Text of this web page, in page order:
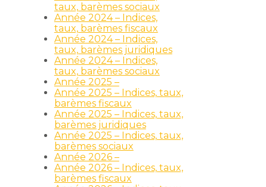
taux, barèmes sociaux
Année 2024 – Indices,
taux, barèmes fiscaux
Année 2024 – Indices,
taux, barèmes juridiques
Année 2024 – Indices,
taux, barèmes sociaux
Année 2025 –
Année 2025 – Indices, taux,
barèmes fiscaux
Année 2025 – Indices, taux,
barèmes juridiques
Année 2025 – Indices, taux,
barèmes sociaux
Année 2026 –
Année 2026 – Indices, taux,
barèmes fiscaux